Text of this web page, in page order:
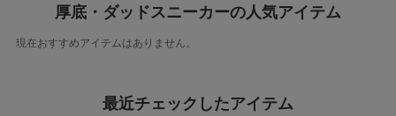
厚底・ダッドスニーカーの人気アイテム
現在おすすめアイテムはありません。
最近チェックしたアイテム